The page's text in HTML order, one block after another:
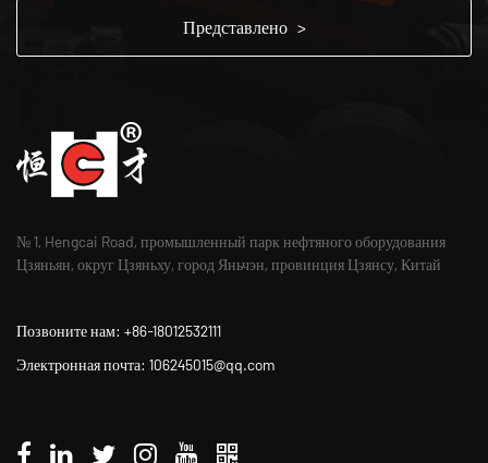
№ 1, Hengcai Road, промышленный парк нефтяного оборудования
Цзяньян, округ Цзяньху, город Яньчэн, провинция Цзянсу, Китай
Позвоните нам: +86-18012532111
Электронная почта: 106245015@qq.com